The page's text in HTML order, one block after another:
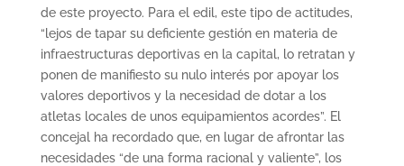
de este proyecto. Para el edil, este tipo de actitudes,
“lejos de tapar su deficiente gestión en materia de
infraestructuras deportivas en la capital, lo retratan y
ponen de manifiesto su nulo interés por apoyar los
valores deportivos y la necesidad de dotar a los
atletas locales de unos equipamientos acordes”. El
concejal ha recordado que, en lugar de afrontar las
necesidades “de una forma racional y valiente”, los